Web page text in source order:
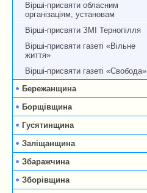
Вірші-присвяти обласним
організаціям, установам
Вірші-присвяти ЗМІ Тернопілля
Вірші-присвяти газеті «Вільне
життя»
Вірші-присвяти газеті «Свобода»
Бережанщина
Борщівщина
Гусятинщина
Заліщанщина
Збаражчина
Зборівщина